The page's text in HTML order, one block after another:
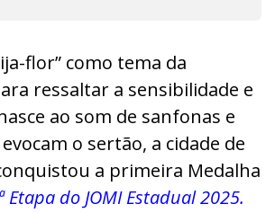
flor” como tema da
ressaltar a sensibilidade e
ao som de sanfonas e
o sertão, a cidade de
a primeira Medalha
Etapa do JOMI Estadual 2025.